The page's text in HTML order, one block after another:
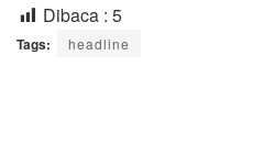
Dibaca : 5
Tags: headline